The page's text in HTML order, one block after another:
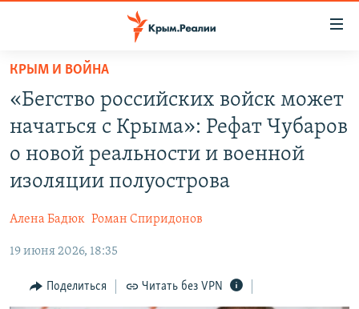
Вернуться
основному
содержанию
главной
Вернутся
СПЕЦПРОЕКТЫ
ИНФОГРАФИКА
ТЕЛЕПРОЕКТ КРЫМ.РЕАЛИИ
РАДІО СВОБОДА
КАК ОБОЙТИ БЛОКИРОВКУ
КРЫМ И ВОЙНА
«Бегство российских войск может
начаться с Крыма»: Рефат Чубаров
о новой реальности и военной
изоляции полуострова
Алена Бадюк Роман Спиридонов
19 июня 2026, 18:35
Поделиться Читать без VPN